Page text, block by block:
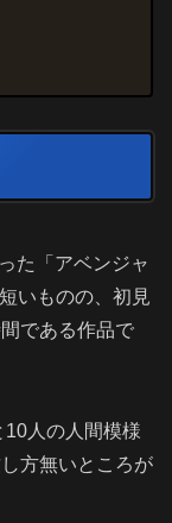
た「アベンジャ
いものの、初見
である作品で
人の人間模様
方無いところが